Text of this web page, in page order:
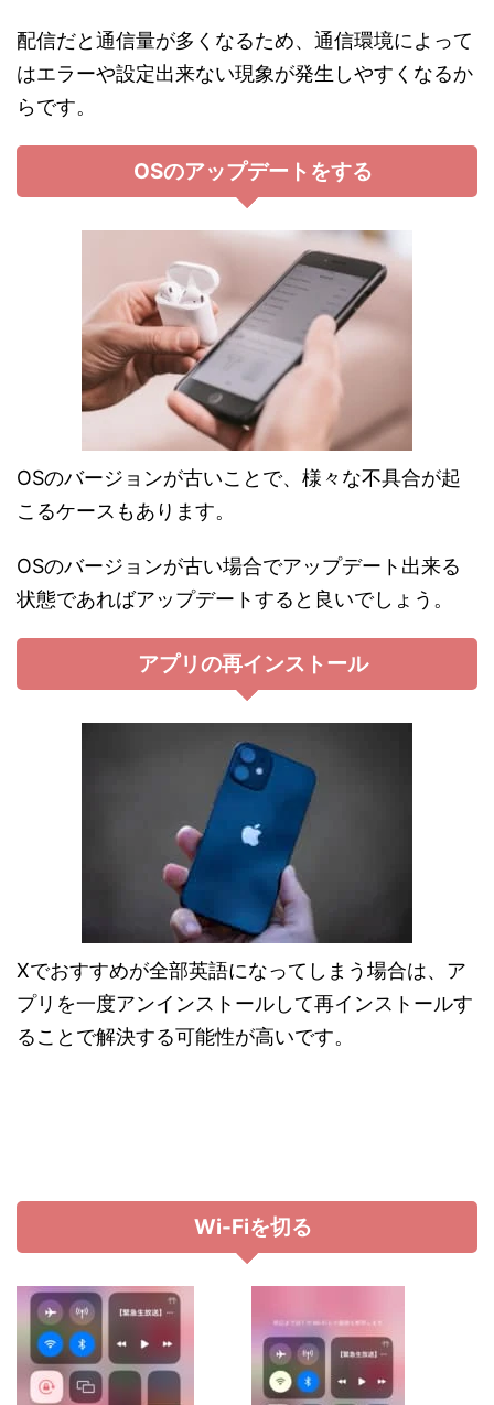
配信だと通信量が多くなるため、通信環境によって
はエラーや設定出来ない現象が発生しやすくなるか
らです。
OSのアップデートをする
OSのバージョンが古いことで、様々な不具合が起
こるケースもあります。
OSのバージョンが古い場合でアップデート出来る
状態であればアップデートすると良いでしょう。
アプリの再インストール
Xでおすすめが全部英語になってしまう場合は、ア
プリを一度アンインストールして再インストールす
ることで解決する可能性が高いです。
Wi-Fiを切る